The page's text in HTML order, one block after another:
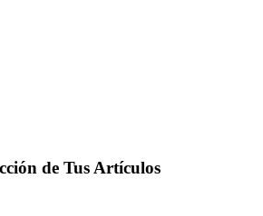
de Tus Artículos